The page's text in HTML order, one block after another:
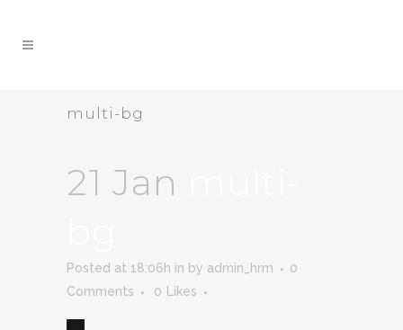
multi-bg
21 Jan
Posted at 18:06h in by admin_hrm
0
Comments
0 Likes